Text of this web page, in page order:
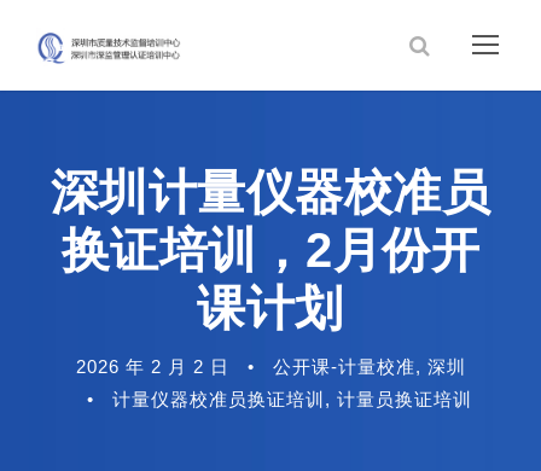
深圳计量仪器校准员
换证培训，2月份开
课计划
2026 年 2 月 2 日 • 公开课-计量校准, 深圳
•
计量仪器校准员换证培训 , 计量员换证培训